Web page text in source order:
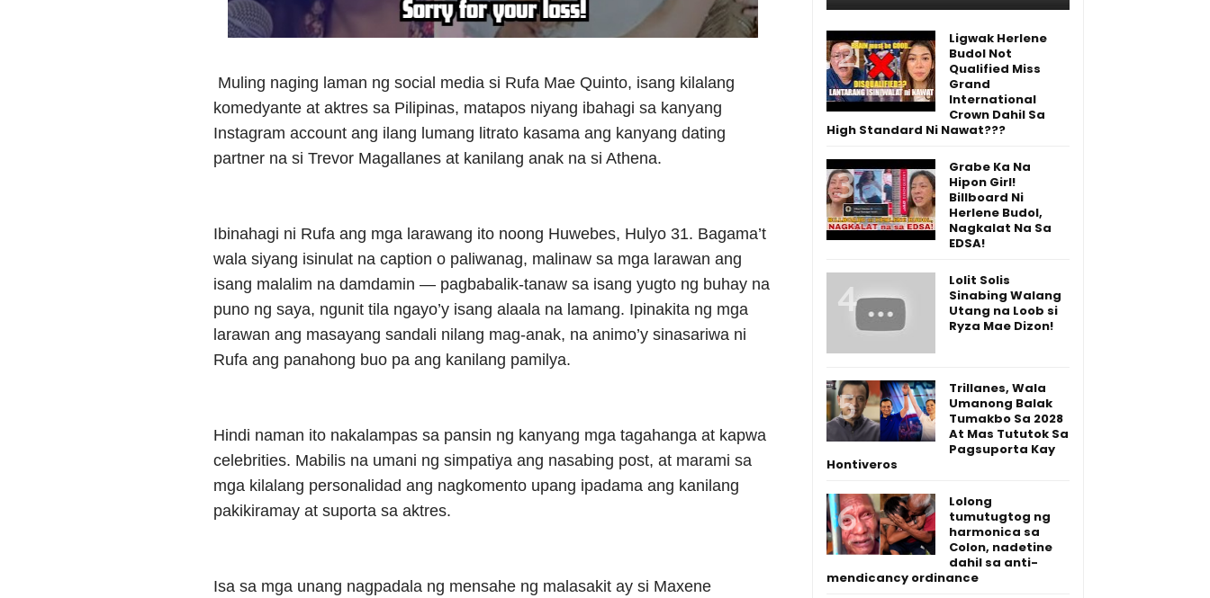
Muling naging laman ng social media si Rufa Mae Quinto, isang kilalang
komedyante at aktres sa Pilipinas, matapos niyang ibahagi sa kanyang
Instagram account ang ilang lumang litrato kasama ang kanyang dating
partner na si Trevor Magallanes at kanilang anak na si Athena.
Ibinahagi ni Rufa ang mga larawang ito noong Huwebes, Hulyo 31. Bagama’t
wala siyang isinulat na caption o paliwanag, malinaw sa mga larawan ang
isang malalim na damdamin — pagbabalik-tanaw sa isang yugto ng buhay na
puno ng saya, ngunit tila ngayo’y isang alaala na lamang. Ipinakita ng mga
larawan ang masayang sandali nilang mag-anak, na animo’y sinasariwa ni
Rufa ang panahong buo pa ang kanilang pamilya.
Hindi naman ito nakalampas sa pansin ng kanyang mga tagahanga at kapwa
celebrities. Mabilis na umani ng simpatiya ang nasabing post, at marami sa
mga kilalang personalidad ang nagkomento upang ipadama ang kanilang
pakikiramay at suporta sa aktres.
Isa sa mga unang nagpadala ng mensahe ng malasakit ay si Maxene
Ligwak Herlene
Budol Not
Qualified Miss
Grand
International
Crown Dahil Sa
High Standard Ni Nawat???
Grabe Ka Na
Hipon Girl!
Billboard Ni
Herlene Budol,
Nagkalat Na Sa
EDSA!
Lolit Solis
Sinabing Walang
Utang na Loob si
Ryza Mae Dizon!
Trillanes, Wala
Umanong Balak
Tumakbo Sa 2028
At Mas Tututok Sa
Pagsuporta Kay
Hontiveros
Lolong
tumutugtog ng
harmonica sa
Colon, nadetine
dahil sa anti-
mendicancy ordinance